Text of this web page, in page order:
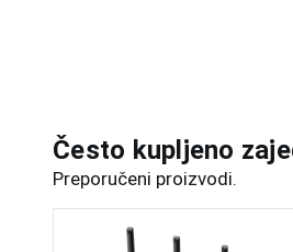
Često kupljeno
Preporučeni proizvodi.